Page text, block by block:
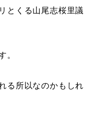
とくる山尾志桜里議
。
る所以なのかもしれ